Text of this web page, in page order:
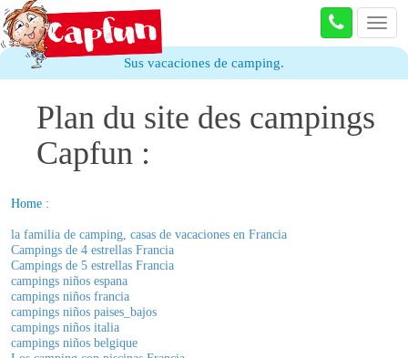
Sus vacaciones de camping.
Plan du site des campings
Capfun :
Home :
la familia de camping, casas de vacaciones en Francia
Campings de 4 estrellas Francia
Campings de 5 estrellas Francia
campings niños espana
campings niños francia
campings niños paises_bajos
campings niños italia
campings niños belgique